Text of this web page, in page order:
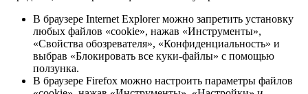
В браузере Internet Explorer можно запретить установку
любых файлов «cookie», нажав «Инструменты»,
«Свойства обозревателя», «Конфиденциальность» и
выбрав «Блокировать все куки-файлы» с помощью
ползунка.
В браузере Firefox можно настроить параметры файлов